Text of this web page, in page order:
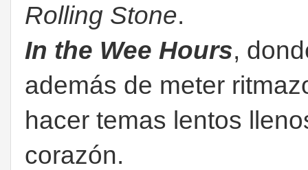
Rolling Stone.
In the Wee Hours,
además de meter
hacer temas lentos
corazón.